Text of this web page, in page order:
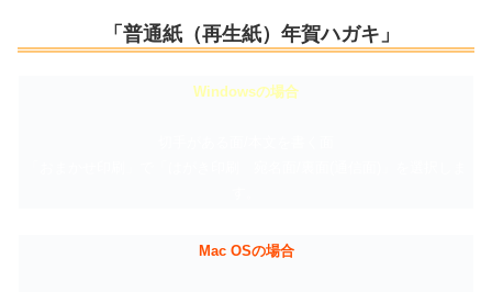
「普通紙（再生紙）年賀ハガキ」
Windowsの場合
Mac OSの場合